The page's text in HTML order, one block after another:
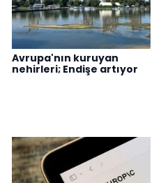
Avrupa'nın kuruyan
nehirleri; Endişe artıyor